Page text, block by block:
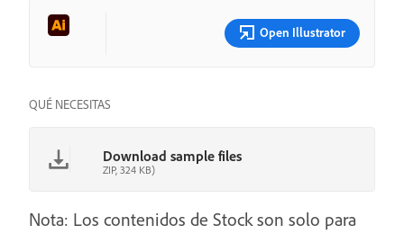
Open Illustrator
QUÉ NECESITAS
Download sample files
ZIP, 324 KB)
Nota: Los contenidos de Stock son solo para